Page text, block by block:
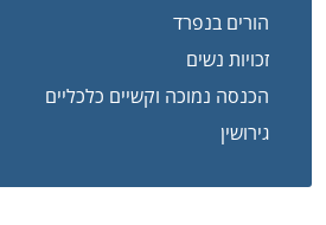
הורים בנפרד
זכויות נשים
הכנסה נמוכה וקשיים כלכליים
גירושין